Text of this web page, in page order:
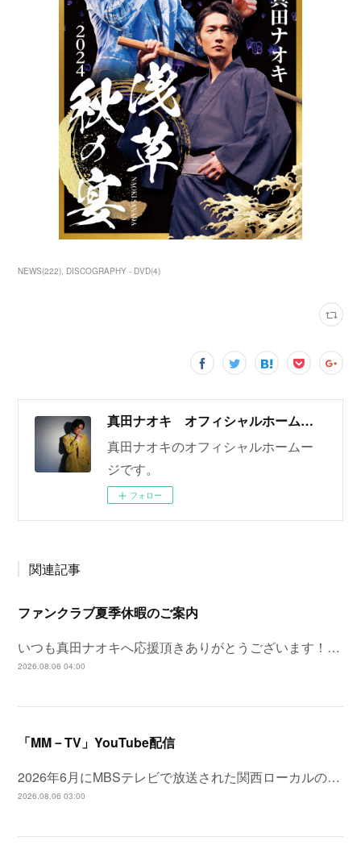
NEWS(222) DISCOGRAPHY - DVD(4)
真田ナオキ オフィシャルホームページ
真田ナオキのオフィシャルホームー
ジです。
フォロー
関連記事
ファンクラブ夏季休暇のご案内
いつも真田ナオキへ応援頂きありがとうございます！…
2026.08.06 04:00
「MM－TV」YouTube配信
2026年6月にMBSテレビで放送された関西ローカルの…
2026.08.06 03:00